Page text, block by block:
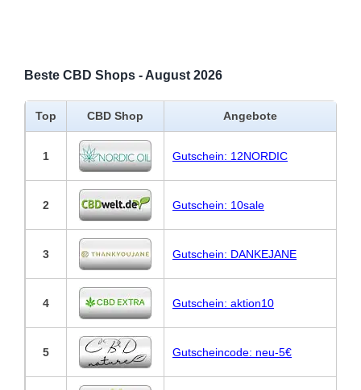
Beste CBD Shops - August 2026
Top CBD Shop Angebote
1 Gutschein: 12NORDIC
2 Gutschein: 10sale
3 Gutschein: DANKEJANE
4 Gutschein: aktion10
5 Gutscheincode: neu-5€